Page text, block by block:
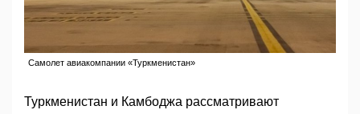
Самолет авиакомпании «Туркменистан»
Туркменистан и Камбоджа рассматривают